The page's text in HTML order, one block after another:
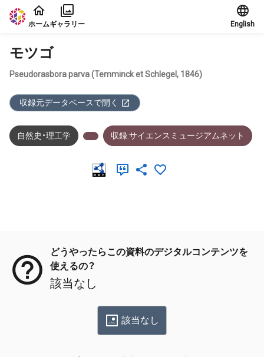
本文に飛ぶ
ホームギャラリー English
モツゴ
Pseudorasbora parva (Temminck et Schlegel, 1846)
収録元データベースで開く
自然史・理工学 収録:サイエンスミュージアムネット
どうやったらこの資料のデジタルコンテンツを
使えるの？
該当なし
該当なし